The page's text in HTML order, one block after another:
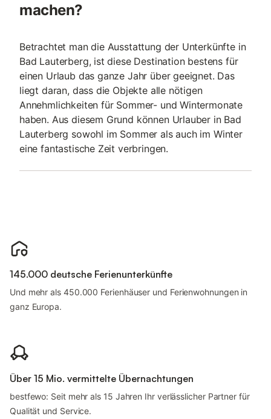
machen?
Betrachtet man die Ausstattung der Unterkünfte in
Bad Lauterberg, ist diese Destination bestens für
einen Urlaub das ganze Jahr über geeignet. Das
liegt daran, dass die Objekte alle nötigen
Annehmlichkeiten für Sommer- und Wintermonate
haben. Aus diesem Grund können Urlauber in Bad
Lauterberg sowohl im Sommer als auch im Winter
eine fantastische Zeit verbringen.
145.000 deutsche Ferienunterkünfte
Und mehr als 450.000 Ferienhäuser und Ferienwohnungen in
ganz Europa.
Über 15 Mio. vermittelte Übernachtungen
bestfewo: Seit mehr als 15 Jahren Ihr verlässlicher Partner für
Qualität und Service.